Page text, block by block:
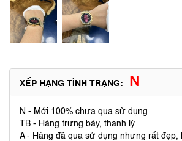
XẾP HẠNG TÌNH TRẠNG: N
N - Mới 100% chưa qua sử dụng
TB - Hàng trưng bày, thanh lý
A - Hàng đã qua sử dụng nhưng rất đẹp,